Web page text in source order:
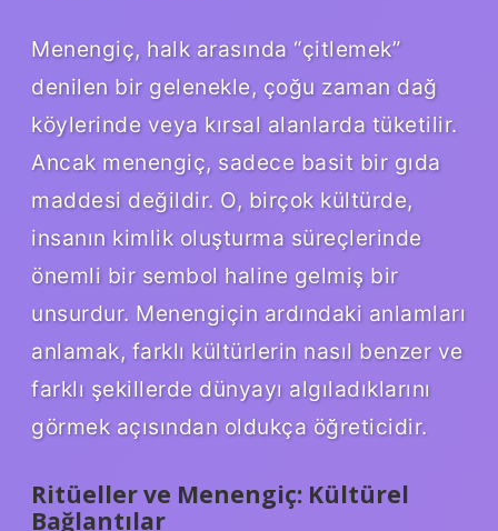
Menengiç, halk arasında “çitlemek”
denilen bir gelenekle, çoğu zaman dağ
köylerinde veya kırsal alanlarda tüketilir.
Ancak menengiç, sadece basit bir gıda
maddesi değildir. O, birçok kültürde,
insanın kimlik oluşturma süreçlerinde
önemli bir sembol haline gelmiş bir
unsurdur. Menengiçin ardındaki anlamları
anlamak, farklı kültürlerin nasıl benzer ve
farklı şekillerde dünyayı algıladıklarını
görmek açısından oldukça öğreticidir.
Ritüeller ve Menengiç: Kültürel
Bağlantılar